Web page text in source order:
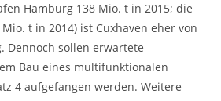
Hamburg 138 Mio. t in 2015; die
t in 2014) ist Cuxhaven eher von
Dennoch sollen erwartete
Bau eines multifunktionalen
4 aufgefangen werden. Weitere